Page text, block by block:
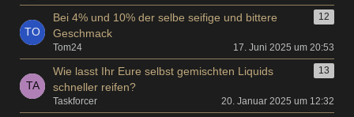
Bei 4% und 10% der selbe seifige und bittere
Geschmack
12
Tom24 17. Juni 2025 um 20:53
Wie lasst Ihr Eure selbst gemischten Liquids
schneller reifen?
13
Taskforcer 20. Januar 2025 um 12:32